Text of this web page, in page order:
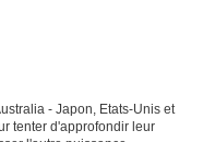
- Japon, Etats-Unis et
tenter d'approfondir leur